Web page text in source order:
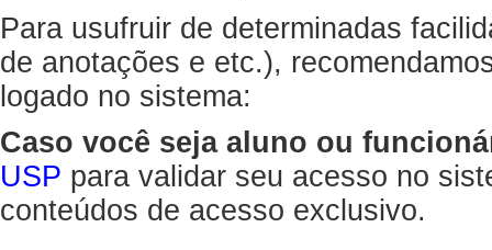
Para usufruir de determinadas
de anotações e etc.),
logado no sistema:
Caso você seja aluno ou
USP para validar seu acesso no
conteúdos de acesso exclusivo.